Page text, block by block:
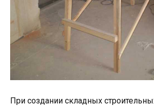
При создании складных